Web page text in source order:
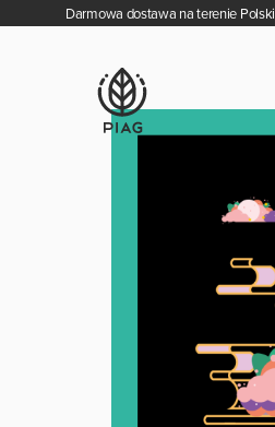
Darmowa dostawa na terenie Polski